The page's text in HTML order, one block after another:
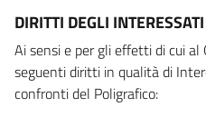
DIRITTI DEGLI INTERESSATI
Ai sensi e per gli effetti di cui al
seguenti diritti in qualità di
confronti del Poligrafico: